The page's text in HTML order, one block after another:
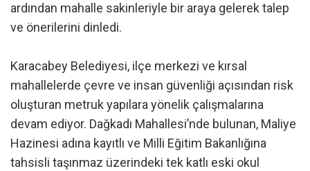
ardından mahalle sakinleriyle bir araya gelerek talep
ve önerilerini dinledi.
Karacabey Belediyesi, ilçe merkezi ve kırsal
mahallelerde çevre ve insan güvenliği açısından risk
oluşturan metruk yapılara yönelik çalışmalarına
devam ediyor. Dağkadı Mahallesi’nde bulunan, Maliye
Hazinesi adına kayıtlı ve Milli Eğitim Bakanlığına
tahsisli taşınmaz üzerindeki tek katlı eski okul